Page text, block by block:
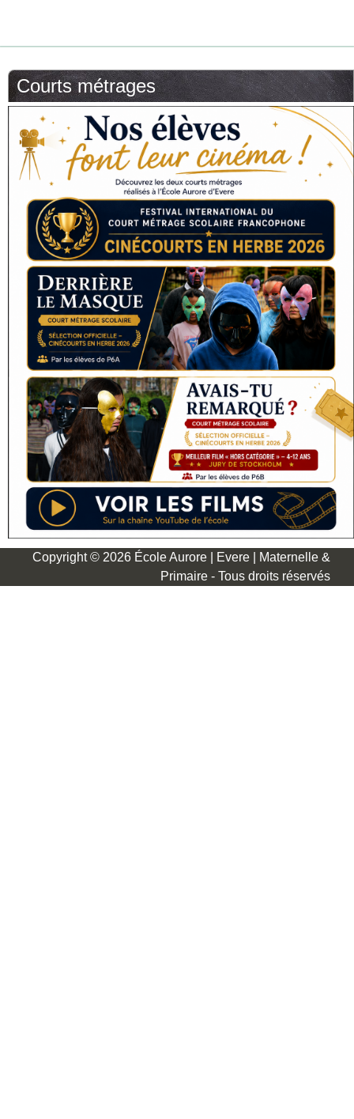
Courts métrages
Copyright © 2026 École Aurore | Evere | Maternelle &
Primaire - Tous droits réservés